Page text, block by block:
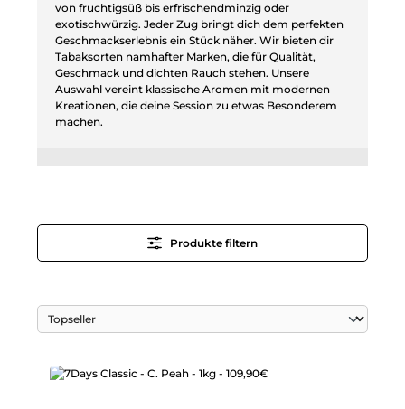
von fruchtigsüß bis erfrischendminzig oder
exotischwürzig. Jeder Zug bringt dich dem perfekten
Geschmackserlebnis ein Stück näher. Wir bieten dir
Tabaksorten namhafter Marken, die für Qualität,
Geschmack und dichten Rauch stehen. Unsere
Auswahl vereint klassische Aromen mit modernen
Kreationen, die deine Session zu etwas Besonderem
machen.
Produkte filtern